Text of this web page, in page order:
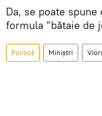
Da, se poate
formula ”bătaie de
Politică Miniștri